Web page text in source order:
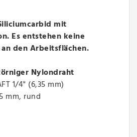
mit
Es entstehen keine
den Arbeitsflächen.
Nylondraht
1/4" (6,35 mm)
mm, rund